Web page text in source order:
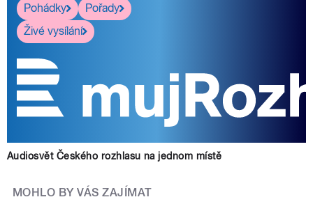
Pohádky
Pořady
Živé vysílání
Audiosvět Českého rozhlasu na jednom místě
MOHLO BY VÁS ZAJÍMAT